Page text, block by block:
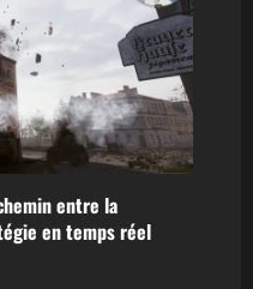
entre la
en temps réel